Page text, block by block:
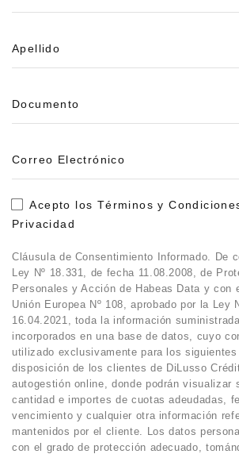
Apellido
Documento
Correo Electrónico
Acepto los Términos y
Privacidad
Cláusula de Consentimiento Informado. De
Ley Nº 18.331, de fecha 11.08.2008, de
Personales y Acción de Habeas Data y con
Unión Europea Nº 108, aprobado por la Ley
16.04.2021, toda la información
incorporados en una base de datos, cuyo
utilizado exclusivamente para los
disposición de los clientes de DiLusso
autogestión online, donde podrán visualizar
cantidad e importes de cuotas adeudadas,
vencimiento y cualquier otra información
mantenidos por el cliente. Los datos
con el grado de protección adecuado,